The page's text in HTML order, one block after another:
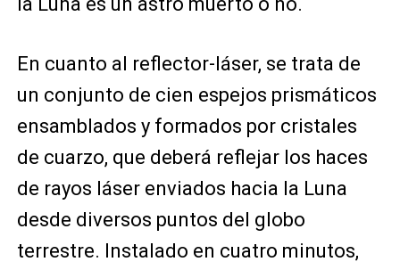
En cuanto al reflector-láser, se trata de
un conjunto de cien espejos prismáticos
ensamblados y formados por cristales
de cuarzo, que deberá reflejar los haces
de rayos láser enviados hacia la Luna
desde diversos puntos del globo
terrestre. Instalado en cuatro minutos,